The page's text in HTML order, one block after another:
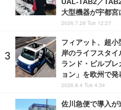
大型機器が宇都宮
2026.7.28 Tue 12:27
フィアット、超小
岸のライフスタ
ランド・ビルブ
ョン」を欧州で発
2026.8.4 Tue 4:34
佐川急便で導入が